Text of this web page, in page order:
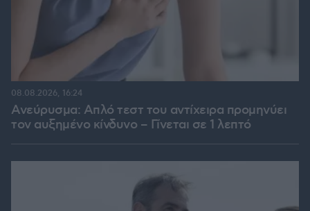
Ανεύρυσμα: Απλό τεστ του αντίχειρα προμηνύει
τον αυξημένο κίνδυνο – Γίνεται σε 1 λεπτό
08.08.2026, 16:24